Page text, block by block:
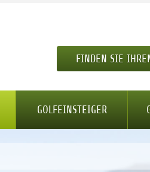
FINDEN SIE
GOLFEINSTEIGER